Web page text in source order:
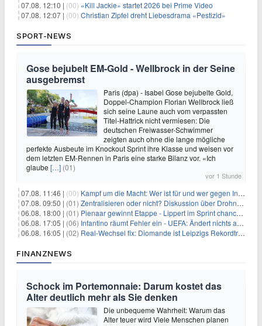
07.08. 12:10 | (00) «Kill Jackie» startet 2026 bei Prime Video
07.08. 12:07 | (00) Christian Zipfel dreht Liebesdrama «Pestizid»
SPORT-NEWS
Gose bejubelt EM-Gold - Wellbrock in der Seine
ausgebremst
Paris (dpa) - Isabel Gose bejubelte Gold,
Doppel-Champion Florian Wellbrock ließ
sich seine Laune auch vom verpassten
Titel-Hattrick nicht vermiesen: Die
deutschen Freiwasser-Schwimmer
zeigten auch ohne die lange mögliche
perfekte Ausbeute im Knockout Sprint ihre Klasse und weisen vor
dem letzten EM-Rennen in Paris eine starke Bilanz vor. «Ich
glaube […] (01)
vor 1 Stunde
07.08. 11:46 | (00) Kampf um die Macht: Wer ist für und wer gegen Infantino?
07.08. 09:50 | (01) Zentralisieren oder nicht? Diskussion über Drohnenabwehr
06.08. 18:00 | (01) Pienaar gewinnt Etappe - Lippert im Sprint chancenlos
06.08. 17:05 | (06) Infantino räumt Fehler ein - UEFA: Ändert nichts an Boykott
06.08. 16:05 | (02) Real-Wechsel fix: Diomande ist Leipzigs Rekordtransfer
FINANZNEWS
Schock im Portemonnaie: Darum kostet das
Alter deutlich mehr als Sie denken
Die unbequeme Wahrheit: Warum das
Alter teuer wird Viele Menschen planen